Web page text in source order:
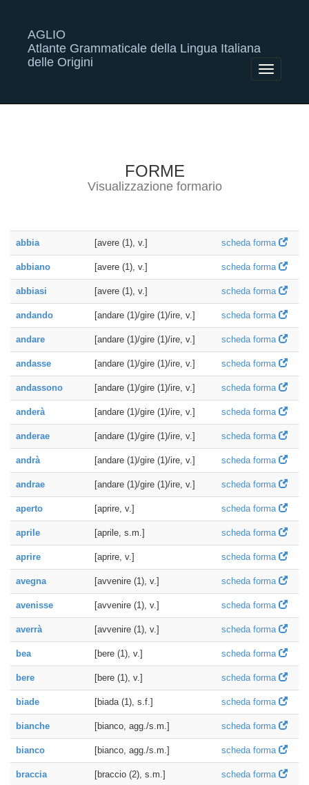
AGLIO
Atlante Grammaticale della Lingua Italiana
delle Origini
Toggle
FORME
Visualizzazione formario
abbia [avere (1), v.] scheda forma
abbiano [avere (1), v.] scheda forma
abbiasi [avere (1), v.] scheda forma
andando [andare (1)/gire (1)/ire, v.] scheda forma
andare [andare (1)/gire (1)/ire, v.] scheda forma
andasse [andare (1)/gire (1)/ire, v.] scheda forma
andassono [andare (1)/gire (1)/ire, v.] scheda forma
anderà [andare (1)/gire (1)/ire, v.] scheda forma
anderae [andare (1)/gire (1)/ire, v.] scheda forma
andrà [andare (1)/gire (1)/ire, v.] scheda forma
andrae [andare (1)/gire (1)/ire, v.] scheda forma
aperto [aprire, v.] scheda forma
aprile [aprile, s.m.] scheda forma
aprire [aprire, v.] scheda forma
avegna [avvenire (1), v.] scheda forma
avenisse [avvenire (1), v.] scheda forma
averrà [avvenire (1), v.] scheda forma
bea [bere (1), v.] scheda forma
bere [bere (1), v.] scheda forma
biade [biada (1), s.f.] scheda forma
bianche [bianco, agg./s.m.] scheda forma
bianco [bianco, agg./s.m.] scheda forma
braccia [braccio (2), s.m.] scheda forma